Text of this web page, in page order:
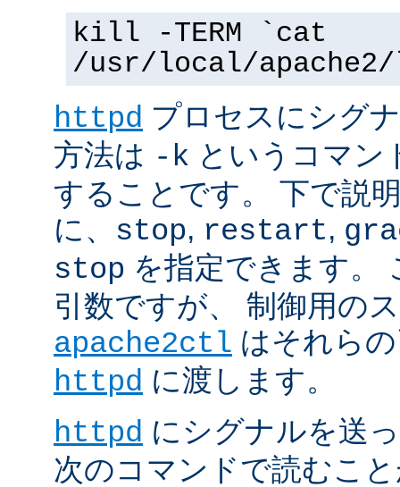
kill -TERM `cat
/usr/local/
httpd プロセスにシグ
方法は -k というコマン
することです。 下で説
に、 stop, restart,
stop を指定できます。
引数ですが、 制御用の
apache2ctl はそれら
httpd に渡します。
httpd にシグナルを送
次のコマンドで読むこ